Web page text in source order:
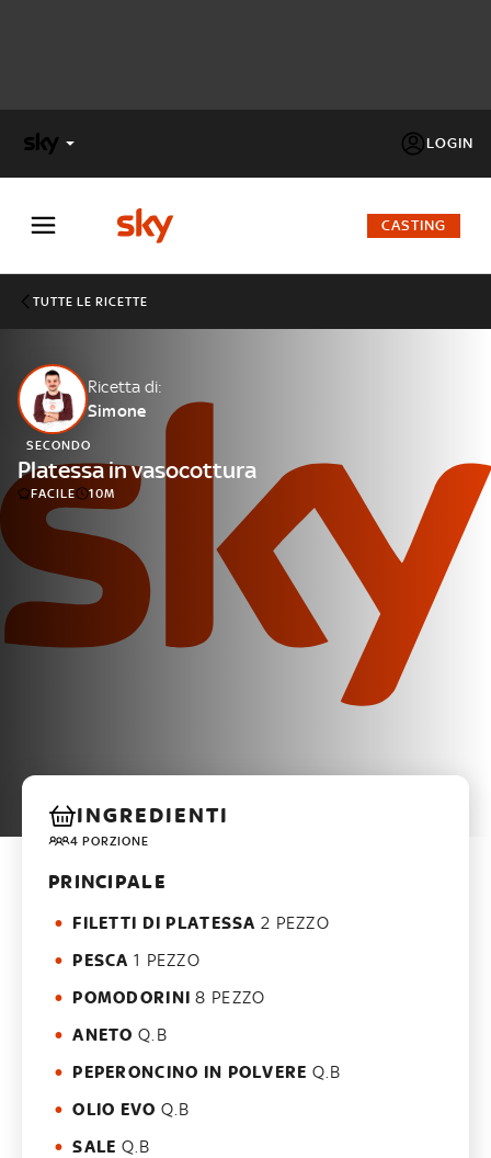
LOGIN
FACTOR
Cos’altro vedere:
PROGRAMMI SKY
Un mondo di offerte:
SKY.IT
NOW
CASTING
TUTTE LE RICETTE
Ricetta di:
Simone
SECONDO
Platessa in vasocottura
FACILE 10M
INGREDIENTI
4 PORZIONE
PRINCIPALE
FILETTI DI PLATESSA 2 PEZZO
PESCA 1 PEZZO
POMODORINI 8 PEZZO
ANETO Q.B
PEPERONCINO IN POLVERE Q.B
OLIO EVO Q.B
SALE Q.B